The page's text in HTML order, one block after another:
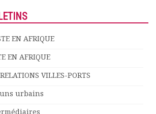
EN AFRIQUE
EN AFRIQUE
VILLES-PORTS
urbains